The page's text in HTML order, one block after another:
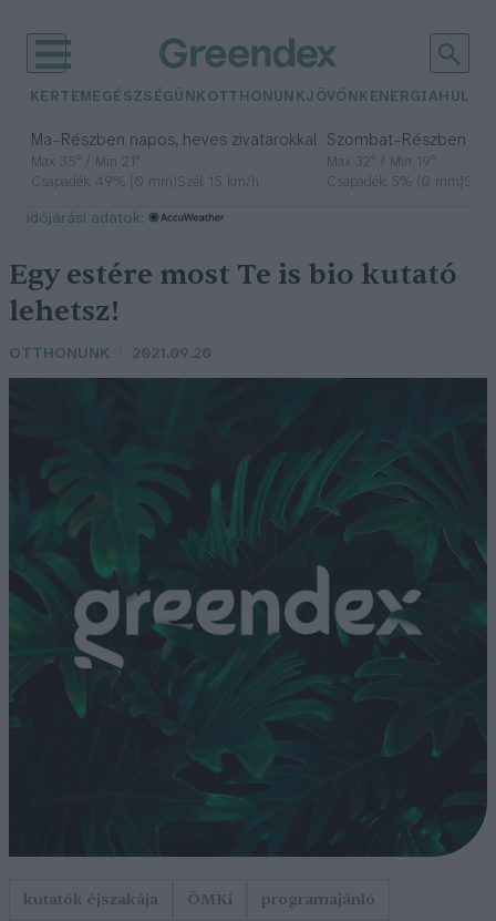
KERTEM EGÉSZSÉGÜNK OTTHONUNKJÖVŐNK ENERGIA
Ma– Részben napos, heves zivatarokkal
Max 35° / Min 21°
Csapadék: 49% (0 mm)Szél: 15 km/h
Szombat– Részben
Max 32° / Min 19°
Csapadék: 5% (0 mm)
időjárási adatok:
Egy estére most Te is bio kutató
lehetsz!
OTTHONUNK 2021.09.20
kutatók éjszakája ÖMKi programajánló